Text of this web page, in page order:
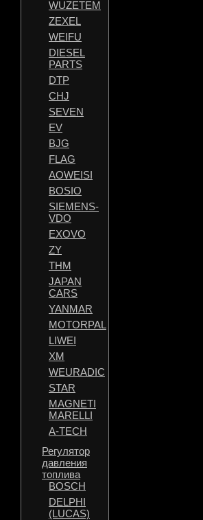
WUZETEM
ZEXEL
WEIFU
DIESEL
PARTS
DTP
CHJ
SEVEN
EV
BJG
FLAG
AOWEISI
BOSIO
SIEMENS-
VDO
EXOVO
ZY
THM
JAPAN
CARS
YANMAR
MOTORPAL
LIWEI
XM
WEURADIC
STAR
MAGNETI
MARELLI
A-TECH
Регулятор
давления
топлива
BOSCH
DELPHI
(LUCAS)